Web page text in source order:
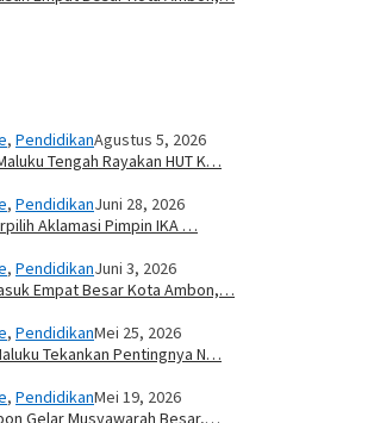
, PendidikanAgustus 5, 2026
Tengah Rayakan HUT K…
, PendidikanJuni 28, 2026
Aklamasi Pimpin IKA …
, PendidikanJuni 3, 2026
Empat Besar Kota Ambon,…
, PendidikanMei 25, 2026
Tekankan Pentingnya N…
, PendidikanMei 19, 2026
Gelar Musyawarah Besar,…